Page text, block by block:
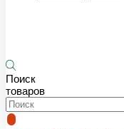
Поиск
товаров